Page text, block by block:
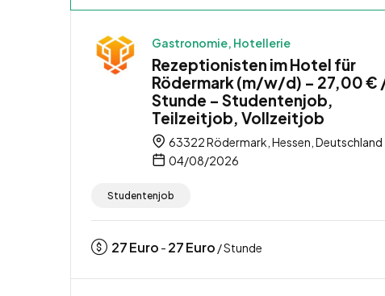
Gastronomie, Hotellerie
Rezeptionisten im Hotel für
Rödermark (m/w/d) – 27,00 €
Stunde – Studentenjob,
Teilzeitjob, Vollzeitjob
63322 Rödermark, Hessen, Deutschland
04/08/2026
Studentenjob
27Euro - 27Euro / Stunde